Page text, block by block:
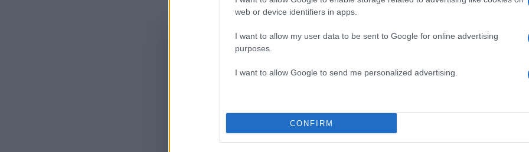
web or device identifiers in apps.
I want to allow my user data to be sent to Google for online advertising
purposes.
I want to allow Google to send me personalized advertising.
CONFIRM